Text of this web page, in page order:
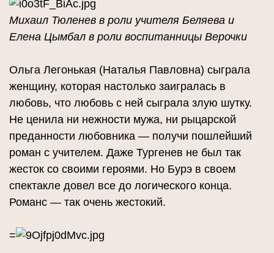
Михаил Тюленев в роли учителя Беляева и
Елена Цымбал в роли воспитанницы Верочки
Ольга Легонькая (Наталья Павловна) сыграла
женщину, которая настолько заигралась в
любовь, что любовь с ней сыграла злую шутку.
Не ценила ни нежности мужа, ни рыцарской
преданности любовника — получи пошлейший
роман с учителем. Даже Тургенев не был так
жесток со своими героями. Но Бурэ в своем
спектакле довел все до логического конца.
Романс — так очень жестокий.
=